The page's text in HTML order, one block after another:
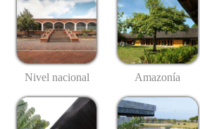
Nivel nacional Amazonía